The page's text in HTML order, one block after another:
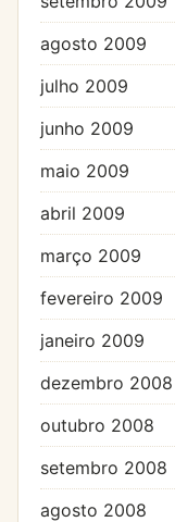
agosto 2009
julho 2009
junho 2009
maio 2009
abril 2009
março 2009
fevereiro 2009
janeiro 2009
dezembro 2008
outubro 2008
setembro 2008
agosto 2008